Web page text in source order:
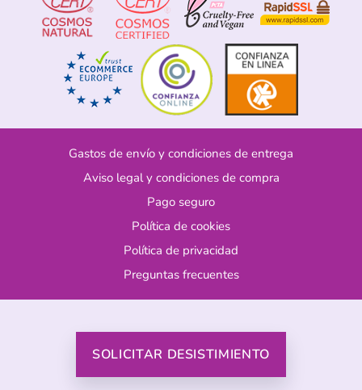
Gastos de envío y condiciones de entrega
Aviso legal y condiciones de compra
Pago seguro
Política de cookies
Política de privacidad
Preguntas frecuentes
SOLICITAR DESISTIMIENTO